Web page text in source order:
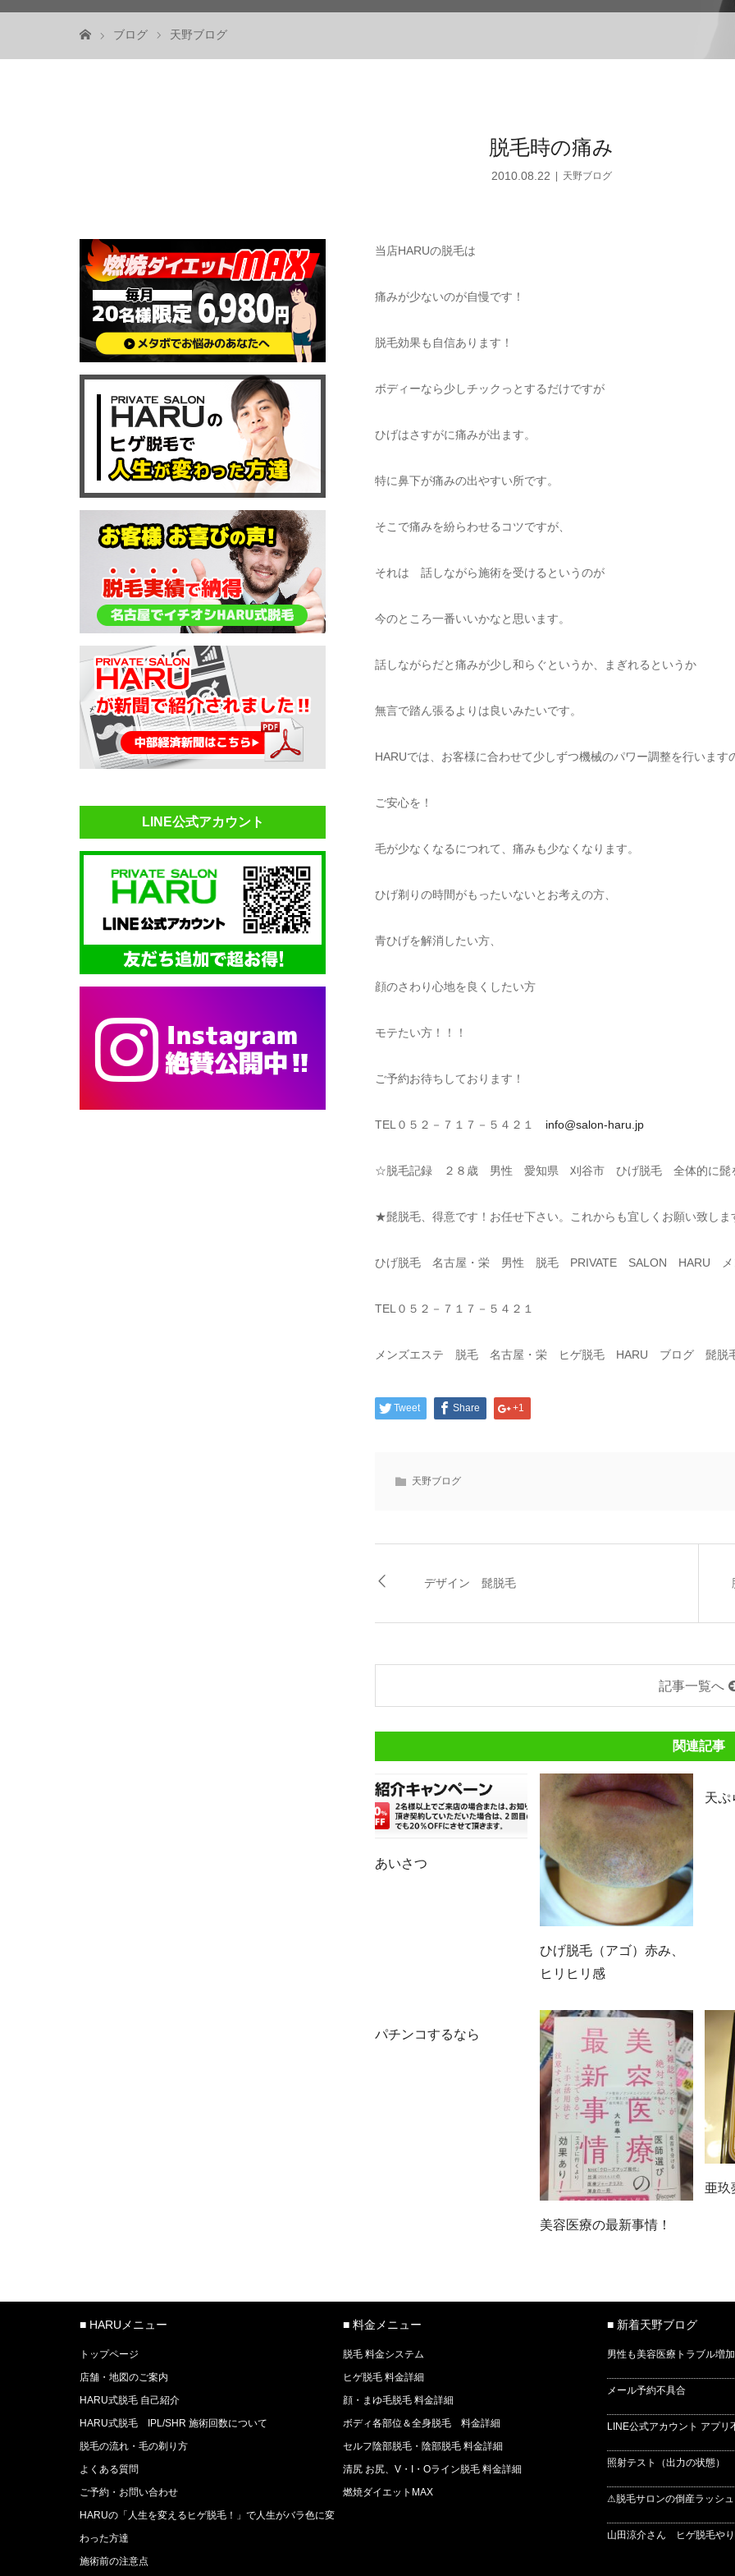
ブログ 天野ブログ
脱毛時の痛み
2010.08.22 天野ブログ
当店HARUの脱毛は
痛みが少ないのが自慢です！
脱毛効果も自信あります！
ボディーなら少しチックっとするだけですが
ひげはさすがに痛みが出ます。
特に鼻下が痛みの出やすい所です。
そこで痛みを紛らわせるコツですが、
それは 話しながら施術を受けるというのが
今のところ一番いいかなと思います。
話しながらだと痛みが少し和らぐというか、まぎれるというか
無言で踏ん張るよりは良いみたいです。
HARUでは、お客様に合わせて少しずつ機械のパワー調整を行います
ご安心を！
毛が少なくなるにつれて、痛みも少なくなります。
ひげ剃りの時間がもったいないとお考えの方、
青ひげを解消したい方、
顔のさわり心地を良くしたい方
モテたい方！！！
ご予約お待ちしております！
TEL０５２－７１７－５４２１ info@salon-haru.jp
☆脱毛記録 ２８歳 男性 愛知県 刈谷市 ひげ脱毛 全体的に髭
★髭脱毛、得意です！お任せ下さい。これからも宜しくお願い致しま
ひげ脱毛 名古屋・栄 男性 脱毛 PRIVATE SALON HARU
TEL０５２－７１７－５４２１
メンズエステ 脱毛 名古屋・栄 ヒゲ脱毛 HARU ブログ 髭脱
Tweet Share +1
天野ブログ
デザイン 髭脱毛
記事一覧へ
関連記事
あいさつ
ひげ脱毛（アゴ）赤み、
ヒリヒリ感
天
パチンコするなら
美容医療の最新事情！
亜玖
LINE公式アカウント
■ HARUメニュー
トップページ
店舗・地図のご案内
HARU式脱毛 自己紹介
HARU式脱毛 IPL/SHR 施術回数について
脱毛の流れ・毛の剃り方
よくある質問
ご予約・お問い合わせ
HARUの「人生を変えるヒゲ脱毛！」で人生がバラ色に変
わった方達
施術前の注意点
■ 料金メニュー
脱毛 料金システム
ヒゲ脱毛 料金詳細
顔・まゆ毛脱毛 料金詳細
ボディ各部位＆全身脱毛 料金詳細
セルフ陰部脱毛・陰部脱毛 料金詳細
清尻 お尻、V・I・Oライン脱毛 料金詳細
燃焼ダイエットMAX
■ 新着天野ブログ
男性も美容医療トラブル増
メール予約不具合
LINE公式アカウント アプリ
照射テスト（出力の状態）
⚠脱毛サロンの倒産ラッシュ
山田涼介さん ヒゲ脱毛や